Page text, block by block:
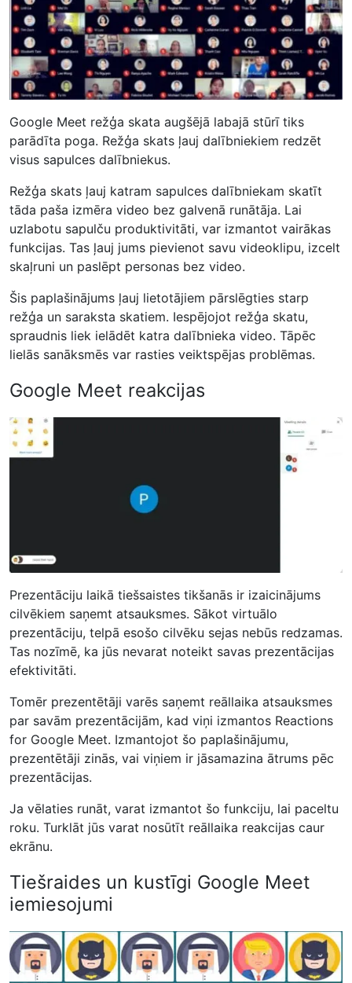
Google Meet režģa skata augšējā labajā stūrī tiks
parādīta poga. Režģa skats ļauj dalībniekiem redzēt
visus sapulces dalībniekus.
Režģa skats ļauj katram sapulces dalībniekam skatīt
tāda paša izmēra video bez galvenā runātāja. Lai
uzlabotu sapulču produktivitāti, var izmantot vairākas
funkcijas. Tas ļauj jums pievienot savu videoklipu, izcelt
skaļruni un paslēpt personas bez video.
Šis paplašinājums ļauj lietotājiem pārslēgties starp
režģa un saraksta skatiem. Iespējojot režģa skatu,
spraudnis liek ielādēt katra dalībnieka video. Tāpēc
lielās sanāksmēs var rasties veiktspējas problēmas.
Google Meet reakcijas
Prezentāciju laikā tiešsaistes tikšanās ir izaicinājums
cilvēkiem saņemt atsauksmes. Sākot virtuālo
prezentāciju, telpā esošo cilvēku sejas nebūs redzamas.
Tas nozīmē, ka jūs nevarat noteikt savas prezentācijas
efektivitāti.
Tomēr prezentētāji varēs saņemt reāllaika atsauksmes
par savām prezentācijām, kad viņi izmantos Reactions
for Google Meet. Izmantojot šo paplašinājumu,
prezentētāji zinās, vai viņiem ir jāsamazina ātrums pēc
prezentācijas.
Ja vēlaties runāt, varat izmantot šo funkciju, lai paceltu
roku. Turklāt jūs varat nosūtīt reāllaika reakcijas caur
ekrānu.
Tiešraides un kustīgi Google Meet
iemiesojumi